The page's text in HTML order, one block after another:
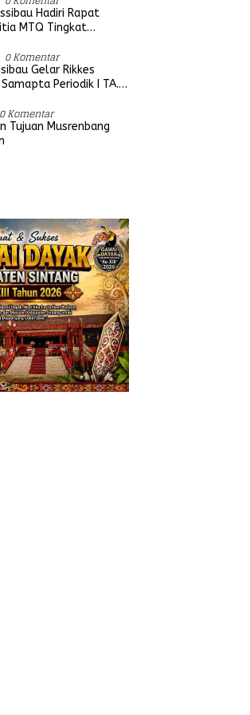
Hadiri Rapat
MTQ Tingkat
0 Komentar
Gelar Rikkes
Periodik I TA.
0 Komentar
Tujuan Musrenbang